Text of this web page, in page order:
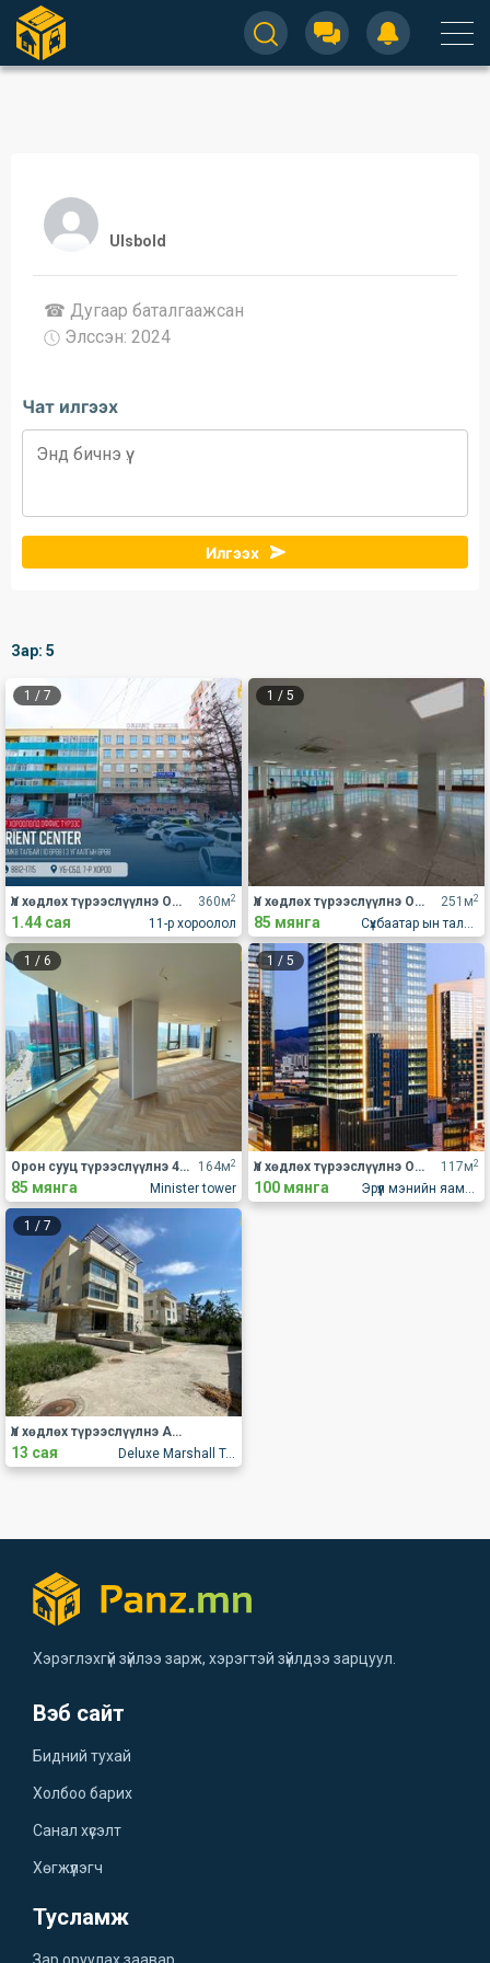
Ulsbold
☎ Дугаар баталгаажсан
Элссэн: 2024
Чат илгээх
Илгээх
Зар: 5
1 / 7
360м2
11-р хороолол
Үл хөдлөх түрээслүүлнэ Оффис
1.44 сая
1 / 5
251м2
Сүхбаатар ын талбайн урд
Үл хөдлөх түрээслүүлнэ Оффис
85 мянга
1 / 6
164м2
Minister tower
Орон сууц түрээслүүлнэ 4 өрөө
85 мянга
1 / 5
117м2
Эрүүл мэнийн яамны замын эсрэг талд
Үл хөдлөх түрээслүүлнэ Оффис
100 мянга
1 / 7
Deluxe Marshall Town
Үл хөдлөх түрээслүүлнэ АОС, хаус, зуслан
13 сая
Хэрэглэхгүй зүйлээ зарж, хэрэгтэй зүйлдээ зарцуул.
Вэб сайт
Бидний тухай
Холбоо барих
Санал хүсэлт
Хөгжүүлэгч
Тусламж